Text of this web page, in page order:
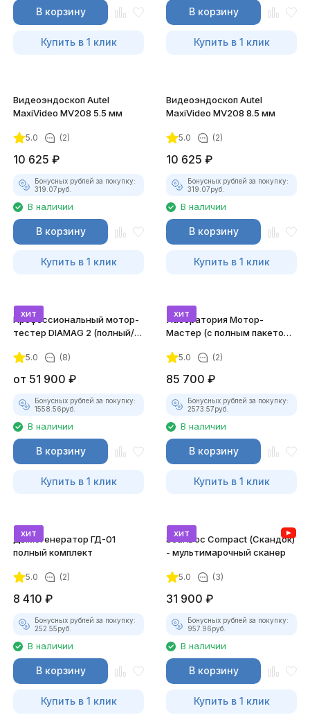
В корзину
Купить в 1 клик
В корзину
Купить в 1 клик
Видеоэндоскоп Autel
MaxiVideo MV208 5.5 мм
5.0 (2)
10 625 ₽
Бонусных рублей за покупку:
319.07руб.
В наличии
В корзину
Купить в 1 клик
Видеоэндоскоп Autel
MaxiVideo MV208 8.5 мм
5.0 (2)
10 625 ₽
Бонусных рублей за покупку:
319.07руб.
В наличии
В корзину
Купить в 1 клик
хит
Профессиональный мотор-
тестер DIAMAG 2 (полный/
5.0 (8)
от 51 900 ₽
Бонусных рублей за покупку:
1558.56руб.
В наличии
В корзину
Купить в 1 клик
хит
Лаборатория Мотор-
Мастер (с полным пакетом
5.0 (2)
85 700 ₽
Бонусных рублей за покупку:
2573.57руб.
В наличии
В корзину
Купить в 1 клик
хит
Дымогенератор ГД-01
полный комплект
5.0 (2)
8 410 ₽
Бонусных рублей за покупку:
252.55руб.
В наличии
В корзину
Купить в 1 клик
хит
ScanDoc Compact (Скандок)
- мультимарочный сканер
5.0 (3)
31 900 ₽
Бонусных рублей за покупку:
957.96руб.
В наличии
В корзину
Купить в 1 клик